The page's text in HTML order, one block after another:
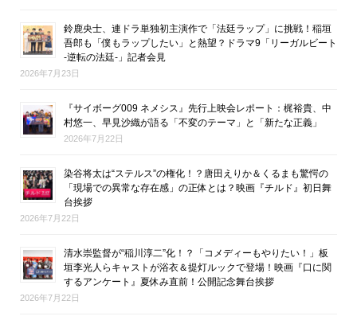
鈴鹿央士、連ドラ単独初主演作で「法廷ラップ」に挑戦！稲垣
吾郎も「僕もラップしたい」と熱望？ドラマ9「リーガルビート
-逆転の法廷-」記者会見
2026年7月23日
『サイボーグ009 ネメシス』先行上映会レポート：梶裕貴、中
村悠一、早見沙織が語る「不変のテーマ」と「新たな正義」
2026年7月22日
染谷将太は“ステルス”の権化！？唐田えりか＆くるまも驚愕の
「現場での異常な存在感」の正体とは？映画『チルド』初日舞
台挨拶
2026年7月22日
清水崇監督が“稲川淳二”化！？「コメディーもやりたい！」板
垣李光人らキャストが浴衣＆提灯ルックで登場！映画『口に関
するアンケート』夏休み直前！公開記念舞台挨拶
2026年7月22日